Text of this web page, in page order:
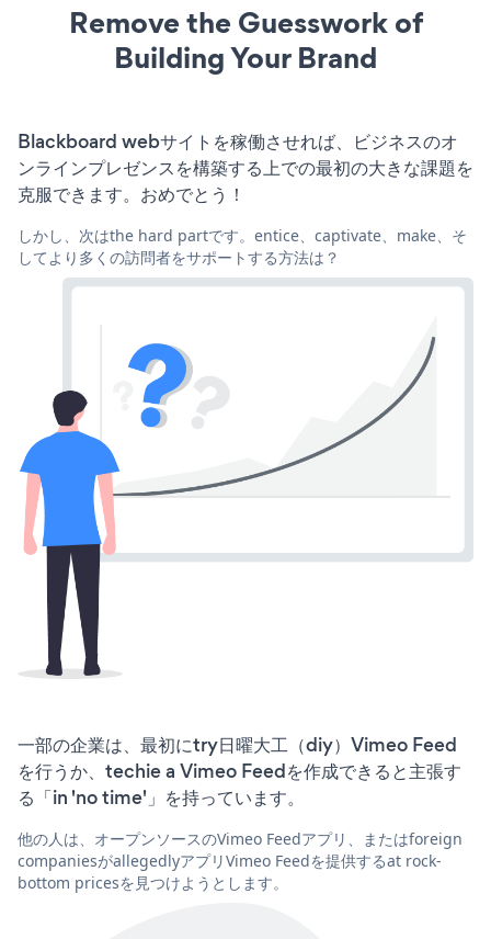
Remove the Guesswork of
Building Your Brand
Blackboard webサイトを稼働させれば、ビジネスのオ
ンラインプレゼンスを構築する上での最初の大きな課題を
克服できます。おめでとう！
しかし、次はthe hard partです。entice、captivate、make、そ
してより多くの訪問者をサポートする方法は？
一部の企業は、最初にtry日曜大工（diy）Vimeo Feed
を行うか、techie a Vimeo Feedを作成できると主張す
る「in 'no time'」を持っています。
他の人は、オープンソースのVimeo Feedアプリ、またはforeign
companiesがallegedlyアプリVimeo Feedを提供するat rock-
bottom pricesを見つけようとします。